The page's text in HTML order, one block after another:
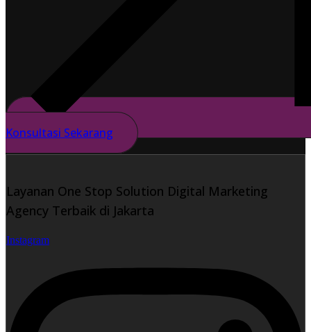
Konsultasi Sekarang
Layanan One Stop Solution Digital Marketing
Agency Terbaik di Jakarta
Instagram